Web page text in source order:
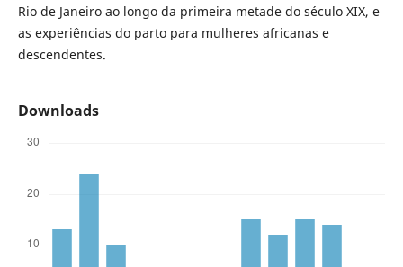
Rio de Janeiro ao longo da primeira metade do século XIX, e
as experiências do parto para mulheres africanas e
descendentes.
Downloads